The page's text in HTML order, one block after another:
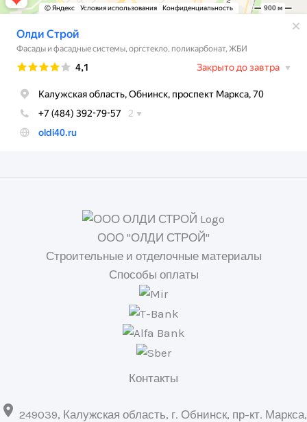
ООО "ОЛДИ СТРОЙ"
Строительные и отделочные материалы
Способы оплаты
Контакты
 249039, Калужская область, г. Обнинск, пр-кт. Маркса,